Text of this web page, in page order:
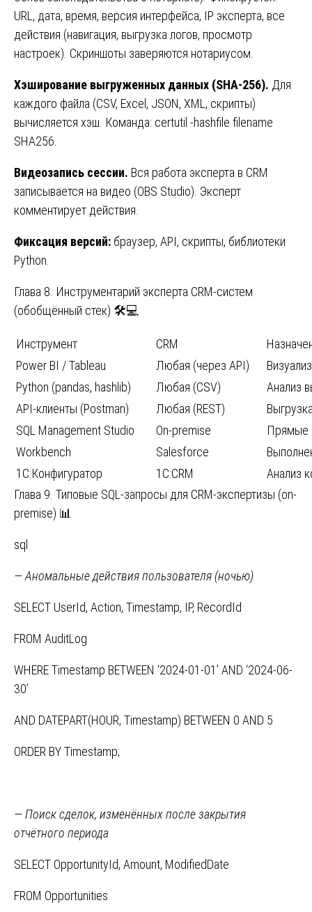
URL, дата, время, версия интерфейса, IP эксперта, все
действия (навигация, выгрузка логов, просмотр
настроек). Скриншоты заверяются нотариусом.
Хэширование выгруженных данных (SHA-256). Для
каждого файла (CSV, Excel, JSON, XML, скрипты)
вычисляется хэш. Команда: certutil -hashfile filename
SHA256.
Видеозапись сессии. Вся работа эксперта в CRM
записывается на видео (OBS Studio). Эксперт
комментирует действия.
Фиксация версий: браузер, API, скрипты, библиотеки
Python.
Глава 8. Инструментарий эксперта CRM-систем
(обобщённый стек) 🛠️💻
Инструмент CRM
Power BI / Tableau
Любая (через API)
Python (pandas, hashlib)
Любая (CSV)
Анализ
API-клиенты (Postman)
Любая (REST)
SQL Management Studio
On-premise
Прямые
Workbench
Salesforce
1С:Конфигуратор
1С:CRM
Анализ
Глава 9. Типовые SQL-запросы для CRM-экспертизы (on-
premise) 📊
sql
— Аномальные действия пользователя (ночью)
SELECT UserId, Action, Timestamp, IP, RecordId
FROM AuditLog
WHERE Timestamp BETWEEN ‘2024-01-01’ AND ‘2024-06-
30’
AND DATEPART(HOUR, Timestamp) BETWEEN 0 AND 5
ORDER BY Timestamp;
— Поиск сделок, изменённых после закрытия
отчётного периода
SELECT OpportunityId, Amount, ModifiedDate
FROM Opportunities